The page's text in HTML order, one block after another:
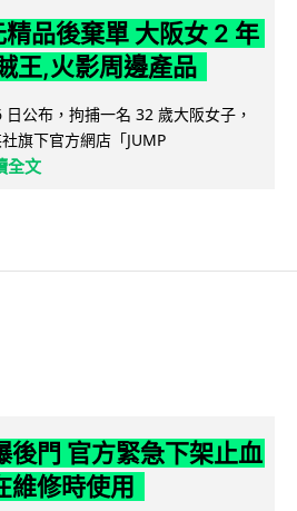
品後棄單 大阪女 2 年
王,火影周邊產品
公布，拘捕一名 32 歲大阪女子，
旗下官方網店「JUMP
全文
後門 官方緊急下架止血
維修時使用